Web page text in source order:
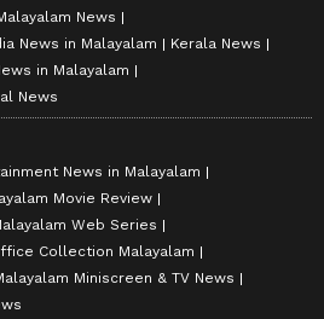
News
News in Malayalam
Kerala News
in Malayalam
News
News in Malayalam
Movie Review
Web Series
Collection Malayalam
Miniscreen & TV News